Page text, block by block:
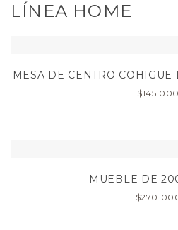
LÍNEA HOME
MESA DE CENTRO COHIGUE
$145.000
MUEBLE DE
$